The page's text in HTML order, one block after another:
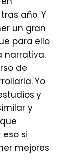
año. Y
un gran
para ello
narrativa.
de
Yo
y
y
eso si
mejores